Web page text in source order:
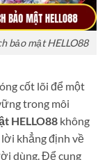
bảo mật HELLO88
cốt lõi để một
trong môi
HELLO88 không
khẳng định về
dùng. Để cung